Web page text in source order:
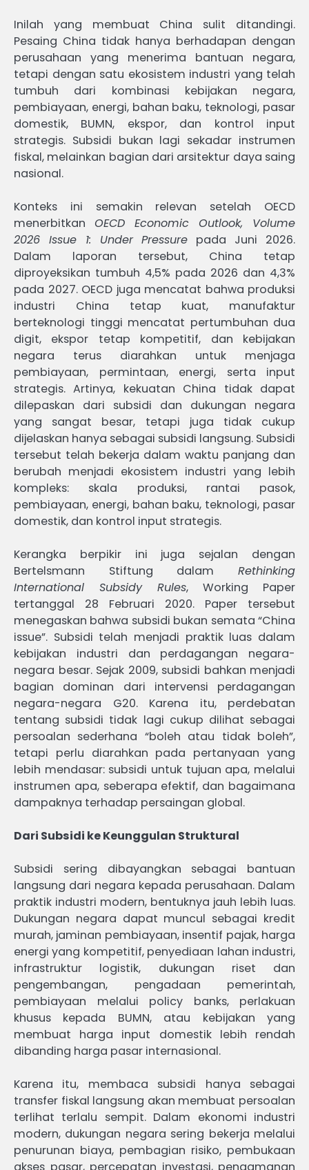
Inilah yang membuat China sulit ditandingi.
Pesaing China tidak hanya berhadapan dengan
perusahaan yang menerima bantuan negara,
tetapi dengan satu ekosistem industri yang telah
tumbuh dari kombinasi kebijakan negara,
pembiayaan, energi, bahan baku, teknologi, pasar
domestik, BUMN, ekspor, dan kontrol input
strategis. Subsidi bukan lagi sekadar instrumen
fiskal, melainkan bagian dari arsitektur daya saing
nasional.
Konteks ini semakin relevan setelah OECD
menerbitkan OECD Economic Outlook, Volume
2026 Issue 1: Under Pressure pada Juni 2026.
Dalam laporan tersebut, China tetap
diproyeksikan tumbuh 4,5% pada 2026 dan 4,3%
pada 2027. OECD juga mencatat bahwa produksi
industri China tetap kuat, manufaktur
berteknologi tinggi mencatat pertumbuhan dua
digit, ekspor tetap kompetitif, dan kebijakan
negara terus diarahkan untuk menjaga
pembiayaan, permintaan, energi, serta input
strategis. Artinya, kekuatan China tidak dapat
dilepaskan dari subsidi dan dukungan negara
yang sangat besar, tetapi juga tidak cukup
dijelaskan hanya sebagai subsidi langsung. Subsidi
tersebut telah bekerja dalam waktu panjang dan
berubah menjadi ekosistem industri yang lebih
kompleks: skala produksi, rantai pasok,
pembiayaan, energi, bahan baku, teknologi, pasar
domestik, dan kontrol input strategis.
Kerangka berpikir ini juga sejalan dengan
Bertelsmann Stiftung dalam Rethinking
International Subsidy Rules, Working Paper
tertanggal 28 Februari 2020. Paper tersebut
menegaskan bahwa subsidi bukan semata “China
issue”. Subsidi telah menjadi praktik luas dalam
kebijakan industri dan perdagangan negara-
negara besar. Sejak 2009, subsidi bahkan menjadi
bagian dominan dari intervensi perdagangan
negara-negara G20. Karena itu, perdebatan
tentang subsidi tidak lagi cukup dilihat sebagai
persoalan sederhana “boleh atau tidak boleh”,
tetapi perlu diarahkan pada pertanyaan yang
lebih mendasar: subsidi untuk tujuan apa, melalui
instrumen apa, seberapa efektif, dan bagaimana
dampaknya terhadap persaingan global.
Dari Subsidi ke Keunggulan Struktural
Subsidi sering dibayangkan sebagai bantuan
langsung dari negara kepada perusahaan. Dalam
praktik industri modern, bentuknya jauh lebih luas.
Dukungan negara dapat muncul sebagai kredit
murah, jaminan pembiayaan, insentif pajak, harga
energi yang kompetitif, penyediaan lahan industri,
infrastruktur logistik, dukungan riset dan
pengembangan, pengadaan pemerintah,
pembiayaan melalui policy banks, perlakuan
khusus kepada BUMN, atau kebijakan yang
membuat harga input domestik lebih rendah
dibanding harga pasar internasional.
Karena itu, membaca subsidi hanya sebagai
transfer fiskal langsung akan membuat persoalan
terlihat terlalu sempit. Dalam ekonomi industri
modern, dukungan negara sering bekerja melalui
penurunan biaya, pembagian risiko, pembukaan